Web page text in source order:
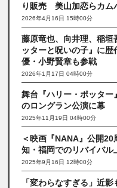
り販売 美山加恋らカム
2026年4月16日 15時00分
藤原竜也、向井理、稲
ッターと呪いの子』に
優・小野賢章も参戦
2026年1月17日 04時00分
舞台『ハリー・ポッタ
のロングラン公演に幕
2025年11月19日 04時00分
＜映画『NANA』公開
知・福岡でのリバイバル
2025年9月16日 12時00分
「変わらなすぎる」近